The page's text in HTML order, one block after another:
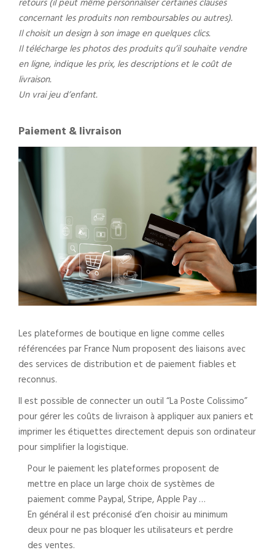
retours (il peut même personnaliser certaines clauses
concernant les produits non remboursables ou autres).
Il choisit un design à son image en quelques clics.
Il télécharge les photos des produits qu’il souhaite vendre
en ligne, indique les prix, les descriptions et le coût de
livraison.
Un vrai jeu d’enfant.
Paiement & livraison
Les plateformes de boutique en ligne comme celles
référencées par France Num proposent des liaisons avec
des services de distribution et de paiement fiables et
reconnus.
Il est possible de connecter un outil “La Poste Colissimo”
pour gérer les coûts de livraison à appliquer aux paniers et
imprimer les étiquettes directement depuis son ordinateur
pour simplifier la logistique.
Pour le paiement les plateformes proposent de
mettre en place un large choix de systèmes de
paiement comme Paypal, Stripe, Apple Pay …
En général il est préconisé d’en choisir au minimum
deux pour ne pas bloquer les utilisateurs et perdre
des ventes.